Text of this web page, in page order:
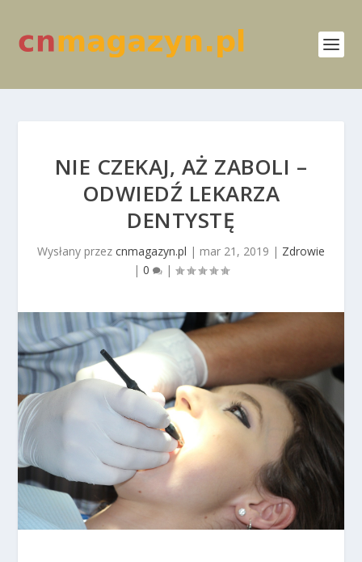
NIE CZEKAJ, AŻ ZABOLI –
ODWIEDŹ LEKARZA
DENTYSTĘ
Wysłany przez cnmagazyn.pl | mar 21, 2019 | Zdrowie
| 0 |